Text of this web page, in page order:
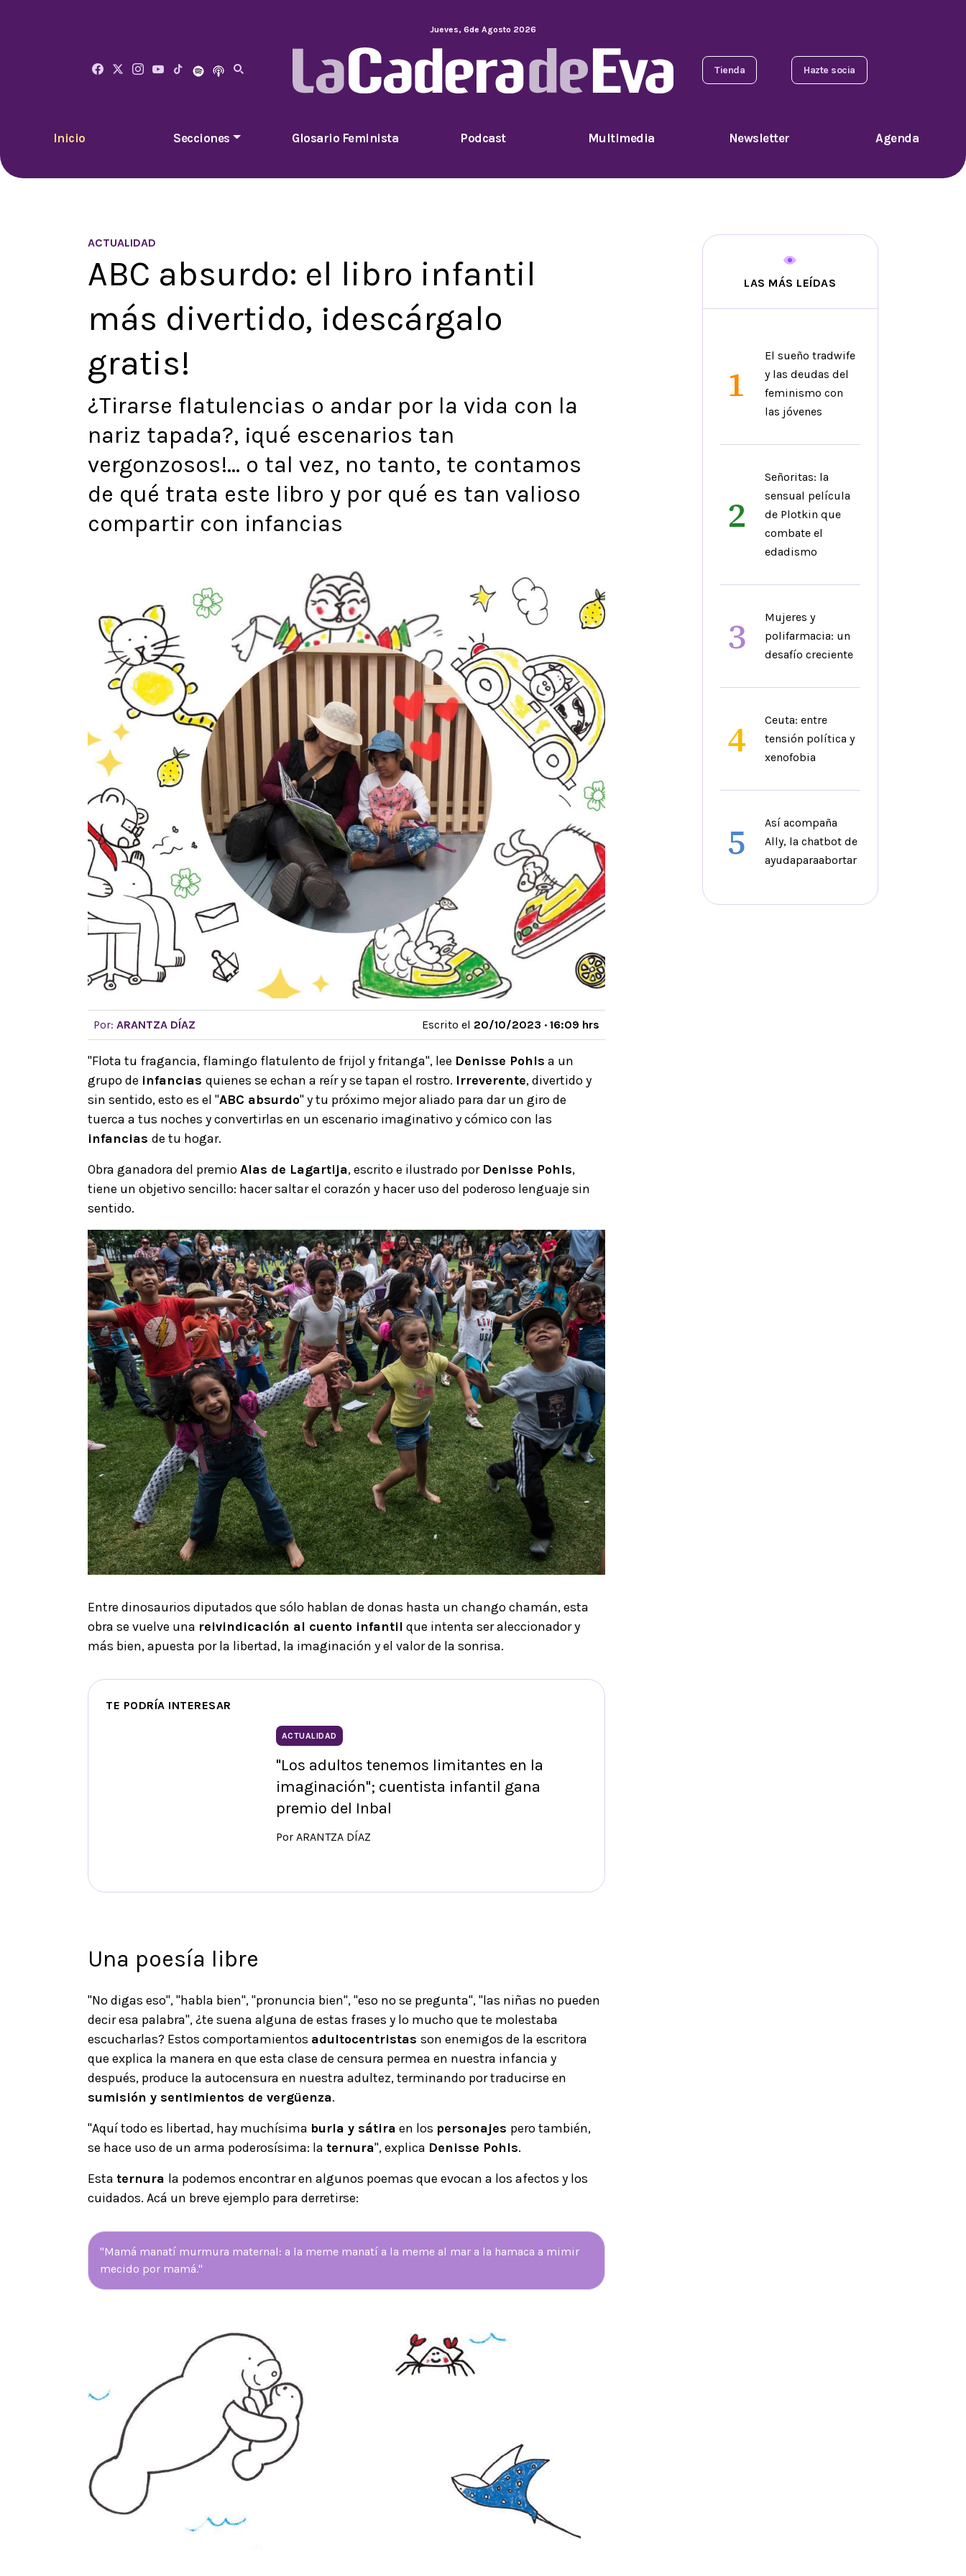
Jueves, 6de Agosto 2026
Tienda Hazte socia
Inicio Secciones Glosario Feminista Podcast Multimedia Newsletter Agenda
ACTUALIDAD
ABC absurdo: el libro infantil
más divertido, ¡descárgalo
gratis!
¿Tirarse flatulencias o andar por la vida con la
nariz tapada?, ¡qué escenarios tan
vergonzosos!... o tal vez, no tanto, te contamos
de qué trata este libro y por qué es tan valioso
compartir con infancias
Por: ARANTZA DÍAZ Escrito el 20/10/2023 · 16:09 hrs
"Flota tu fragancia, flamingo flatulento de frijol y fritanga", lee Denisse Pohls a un
grupo de infancias quienes se echan a reír y se tapan el rostro. Irreverente, divertido y
sin sentido, esto es el "ABC absurdo" y tu próximo mejor aliado para dar un giro de
tuerca a tus noches y convertirlas en un escenario imaginativo y cómico con las
infancias de tu hogar.
Obra ganadora del premioAlas de Lagartija, escrito e ilustrado por Denisse Pohls,
tiene un objetivo sencillo: hacer saltar el corazón y hacer uso del poderoso lenguaje sin
sentido.
Entre dinosaurios diputados que sólo hablan de donas hasta un chango chamán, esta
obra se vuelve una reivindicación al cuento infantil que intenta ser aleccionador y
más bien, apuesta por la libertad, la imaginación y el valor de la sonrisa.
TE PODRÍA INTERESAR
ACTUALIDAD
"Los adultos tenemos limitantes en la
imaginación"; cuentista infantil gana
premio del Inbal
Por ARANTZA DÍAZ
Una poesía libre
"No digas eso", "habla bien", "pronuncia bien", "eso no se pregunta", "las niñas no pueden
decir esa palabra", ¿te suena alguna de estas frases y lo mucho que te molestaba
escucharlas? Estos comportamientos adultocentristas son enemigos de la escritora
que explica la manera en que esta clase de censura permea en nuestra infancia y
después, produce la autocensura en nuestra adultez, terminando por traducirse en
sumisión y sentimientos de vergüenza.
"Aquí todo es libertad, hay muchísima burla y sátira en los personajes pero también,
se hace uso de un arma poderosísima: la ternura", explica Denisse Pohls.
Esta ternura la podemos encontrar en algunos poemas que evocan a los afectos y los
cuidados. Acá un breve ejemplo para derretirse:
"Mamá manatí murmura maternal: a la meme manatí a la meme al mar a la hamaca a mimir
mecido por mamá."
LAS MÁS LEÍDAS
1
El sueño tradwife
y las deudas del
feminismo con
las jóvenes
2
Señoritas: la
sensual película
de Plotkin que
combate el
edadismo
3
Mujeres y
polifarmacia: un
desafío creciente
4
Ceuta: entre
tensión política y
xenofobia
5
Así acompaña
Ally, la chatbot de
ayudaparaabortar